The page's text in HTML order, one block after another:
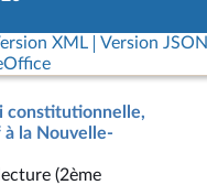
XML Version JSON
constitutionnelle,
la Nouvelle-
(2ème